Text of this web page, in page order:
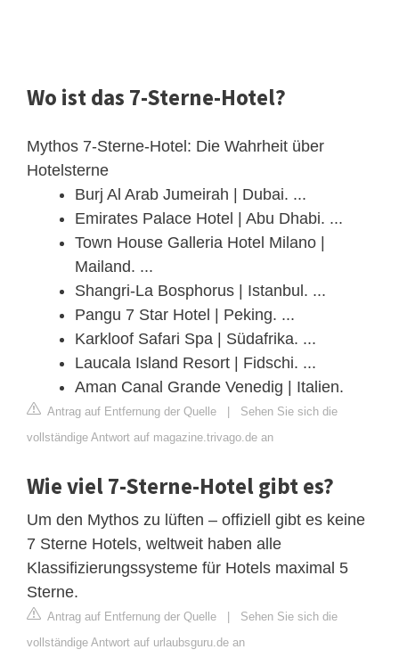
Wo ist das 7-Sterne-Hotel?
Mythos 7-Sterne-Hotel: Die Wahrheit über
Hotelsterne
Burj Al Arab Jumeirah | Dubai. ...
Emirates Palace Hotel | Abu Dhabi. ...
Town House Galleria Hotel Milano |
Mailand. ...
Shangri-La Bosphorus | Istanbul. ...
Pangu 7 Star Hotel | Peking. ...
Karkloof Safari Spa | Südafrika. ...
Laucala Island Resort | Fidschi. ...
Aman Canal Grande Venedig | Italien.
Antrag auf Entfernung der Quelle
Sehen Sie sich die
vollständige Antwort auf magazine.trivago.de an
Wie viel 7-Sterne-Hotel gibt es?
Um den Mythos zu lüften – offiziell gibt es keine
7 Sterne Hotels, weltweit haben alle
Klassifizierungssysteme für Hotels maximal 5
Sterne.
Antrag auf Entfernung der Quelle
Sehen Sie sich die
vollständige Antwort auf urlaubsguru.de an